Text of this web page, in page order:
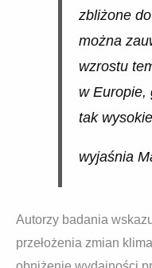
zbliżone
można
wzrostu
w Europie,
tak
wyjaśnia
Autorzy badania
przełożenia zmian